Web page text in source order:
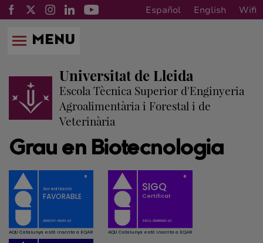
Español English Wifi
MENU
Universitat de Lleida
Escola Tècnica Superior d'Enginyeria
Agroalimentària i Forestal i de
Veterinària
Grau en Biotecnologia